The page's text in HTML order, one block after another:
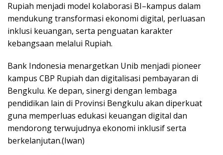
Rupiah menjadi model kolaborasi BI–kampus dalam
mendukung transformasi ekonomi digital, perluasan
inklusi keuangan, serta penguatan karakter
kebangsaan melalui Rupiah.
Bank Indonesia menargetkan Unib menjadi pioneer
kampus CBP Rupiah dan digitalisasi pembayaran di
Bengkulu. Ke depan, sinergi dengan lembaga
pendidikan lain di Provinsi Bengkulu akan diperkuat
guna memperluas edukasi keuangan digital dan
mendorong terwujudnya ekonomi inklusif serta
berkelanjutan.(Iwan)